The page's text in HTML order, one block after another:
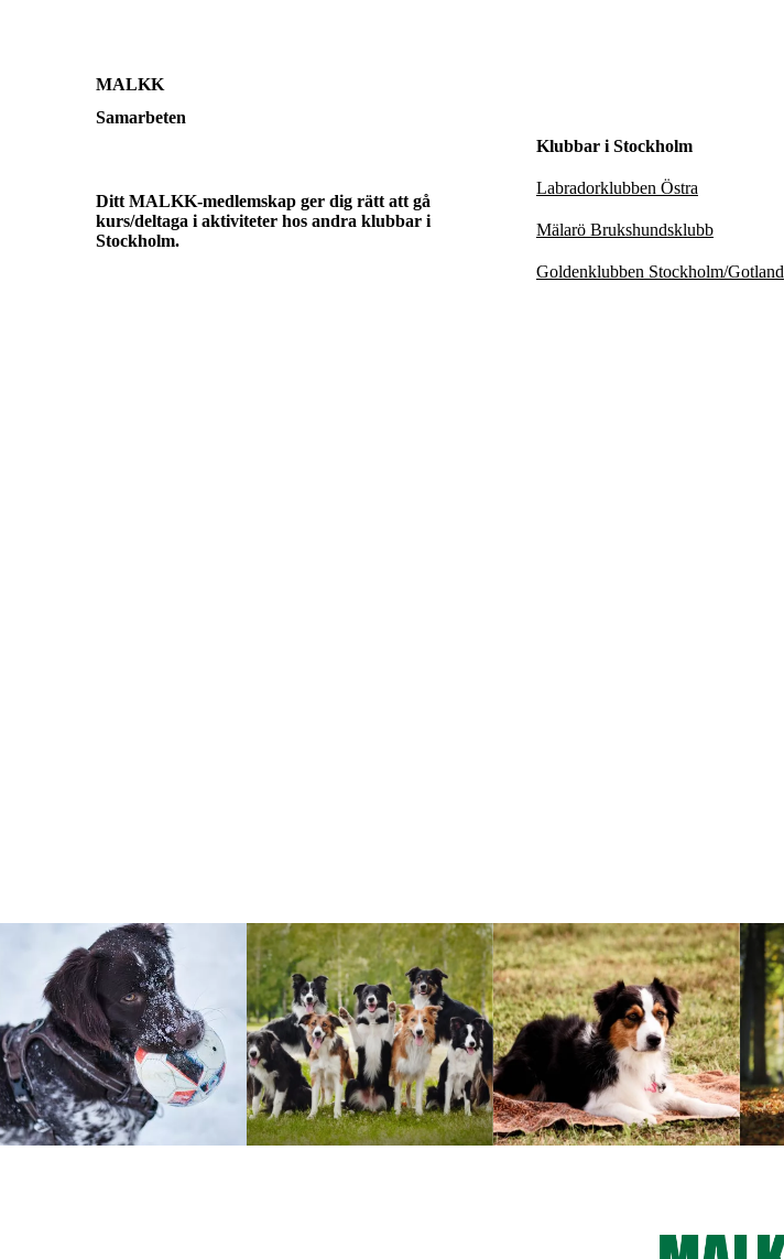
MALKK
Samarbeten
Ditt MALKK-medlemskap ger dig rätt att gå
kurs/deltaga i aktiviteter hos andra klubbar i
Stockholm.
Klubbar i Stockholm
Labradorklubben Östra
Mälarö Brukshundsklubb
Goldenklubben Stockholm/Gotland